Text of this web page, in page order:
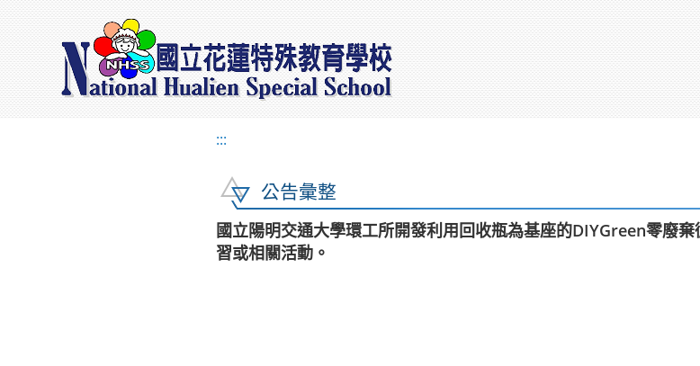
:::
公告彙整
國立陽明交通大學環工所開發利用回收瓶為基座的DIYGreen零廢
習或相關活動。